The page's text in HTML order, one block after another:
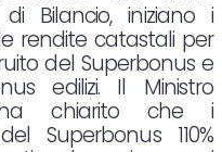
Bilancio, iniziano i
rendite catastali per
del Superbonus e
edilizi. Il Ministro
ha chiarito che i
Superbonus 110%